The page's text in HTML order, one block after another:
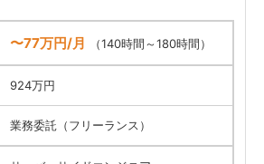
〜77万円/月 （140時間～180時間）
924万円
業務委託（フリーランス）